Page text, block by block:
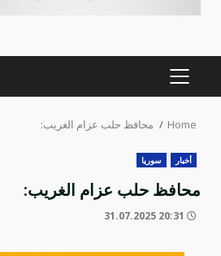
PRIMARY
MENU
Home محافظ حلب عزام الغريب:
أخبار سوريا
محافظ حلب عزام الغريب: